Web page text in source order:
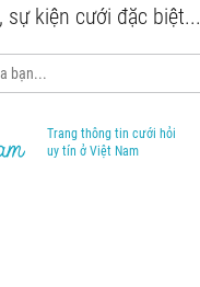
sự kiện cưới đặc biệt...
Trang thông tin cưới hỏi
uy tín ở Việt Nam